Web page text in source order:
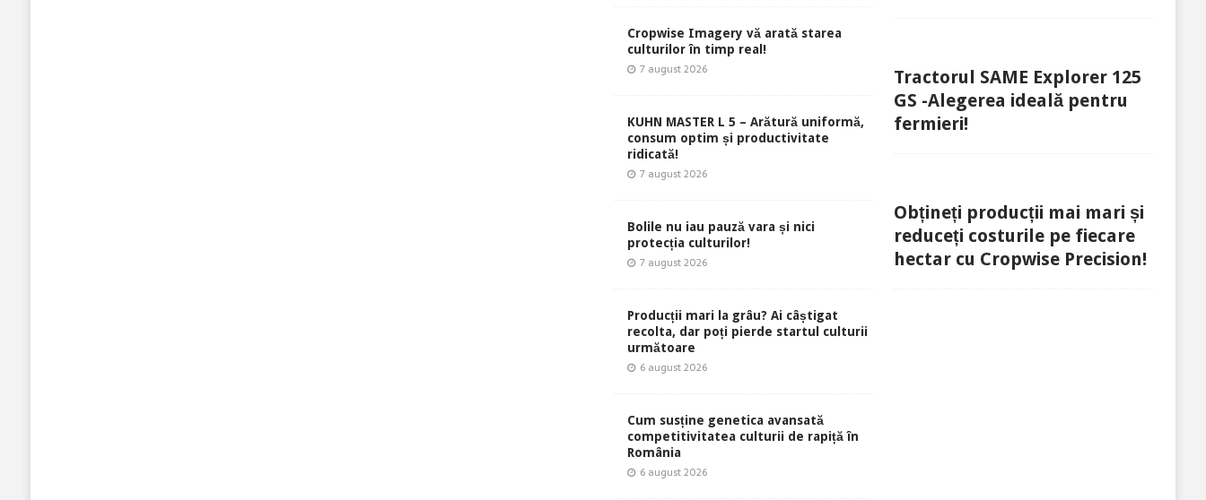
Cropwise Imagery vă arată starea
culturilor în timp real!
7 august 2026
KUHN MASTER L 5 – Arătură uniformă,
consum optim și productivitate
ridicată!
7 august 2026
Bolile nu iau pauză vara și nici
protecția culturilor!
7 august 2026
Producții mari la grâu? Ai câștigat
recolta, dar poți pierde startul culturii
următoare
6 august 2026
Cum susține genetica avansată
competitivitatea culturii de rapiță în
România
6 august 2026
Tractorul SAME Explorer 125
GS -Alegerea ideală pentru
fermieri!
Obțineți producții mai mari și
reduceți costurile pe fiecare
hectar cu Cropwise Precision!